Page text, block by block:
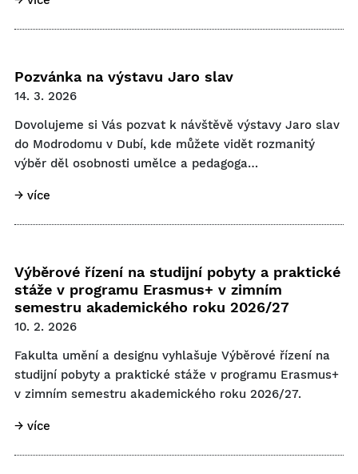
Pozvánka na výstavu Jaro slav
14. 3. 2026
Dovolujeme si Vás pozvat k návštěvě výstavy Jaro slav
do Modrodomu v Dubí, kde můžete vidět rozmanitý
výběr děl osobnosti umělce a pedagoga…
→ více
Výběrové řízení na studijní pobyty a praktické
stáže v programu Erasmus+ v zimním
semestru akademického roku 2026/27
10. 2. 2026
Fakulta umění a designu vyhlašuje Výběrové řízení na
studijní pobyty a praktické stáže v programu Erasmus+
v zimním semestru akademického roku 2026/27.
→ více